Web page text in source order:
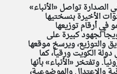
الصدارة تواصل «الأنباء»
الأخيرة بنسختيها
في أرقام توزيعها
لجهود كبيرة على
والتوزيع، ويرسخ موقعها
الكويت ورقياً، كما
وتفتخر «الأنباء» بأنها